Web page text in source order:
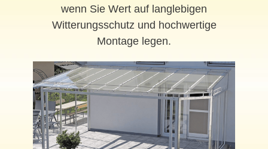
wenn Sie Wert auf langlebigen
Witterungsschutz und hochwertige
Montage legen.